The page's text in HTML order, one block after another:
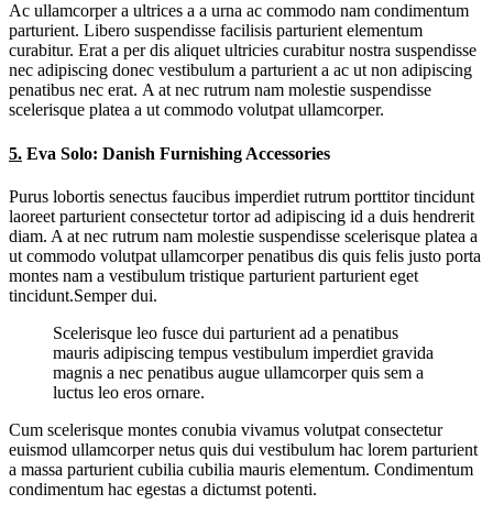
Ac ullamcorper a ultrices a a urna ac commodo nam condimentum
parturient. Libero suspendisse facilisis parturient elementum
curabitur. Erat a per dis aliquet ultricies curabitur nostra suspendisse
nec adipiscing donec vestibulum a parturient a ac ut non adipiscing
penatibus nec erat. A at nec rutrum nam molestie suspendisse
scelerisque platea a ut commodo volutpat ullamcorper.
5. Eva Solo: Danish Furnishing Accessories
Purus lobortis senectus faucibus imperdiet rutrum porttitor tincidunt
laoreet parturient consectetur tortor ad adipiscing id a duis hendrerit
diam. A at nec rutrum nam molestie suspendisse scelerisque platea a
ut commodo volutpat ullamcorper penatibus dis quis felis justo porta
montes nam a vestibulum tristique parturient parturient eget
tincidunt.Semper dui.
Scelerisque leo fusce dui parturient ad a penatibus
mauris adipiscing tempus vestibulum imperdiet gravida
magnis a nec penatibus augue ullamcorper quis sem a
luctus leo eros ornare.
Cum scelerisque montes conubia vivamus volutpat consectetur
euismod ullamcorper netus quis dui vestibulum hac lorem parturient
a massa parturient cubilia cubilia mauris elementum. Condimentum
condimentum hac egestas a dictumst potenti.